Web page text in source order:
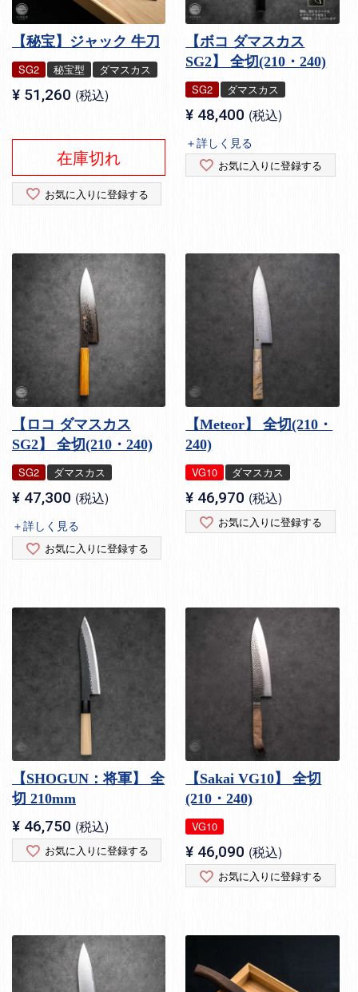
【秘宝】ジャック 牛刀
SG2 秘宝型 ダマスカス
¥ 51,260 税込
在庫切れ
お気に入りに登録する
【ボコ ダマスカス
SG2】 全切(210・240)
SG2 ダマスカス
¥ 48,400 税込
＋詳しく見る
お気に入りに登録する
【ロコ ダマスカス
SG2】 全切(210・240)
SG2 ダマスカス
¥ 47,300 税込
＋詳しく見る
お気に入りに登録する
【Meteor】 全切(210・
240)
VG10 ダマスカス
¥ 46,970 税込
お気に入りに登録する
【SHOGUN：将軍】 全
切 210mm
¥ 46,750 税込
お気に入りに登録する
【Sakai VG10】 全切
(210・240)
VG10
¥ 46,090 税込
お気に入りに登録する